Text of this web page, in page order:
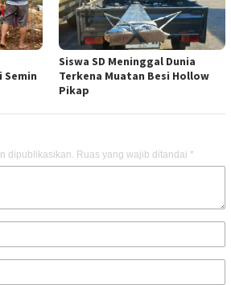
Semin
Siswa SD Meninggal Dunia
Terkena Muatan Besi Hollow
Pikap
dipublikasikan. Ruas yang wajib ditandai *